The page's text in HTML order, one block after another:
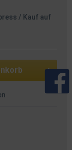
/ Kauf auf